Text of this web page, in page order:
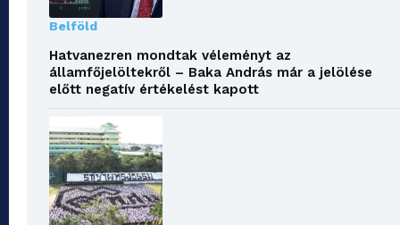
Belföld
Hatvanezren mondtak véleményt az
államfőjelöltekről – Baka András már a jelölése
előtt negatív értékelést kapott